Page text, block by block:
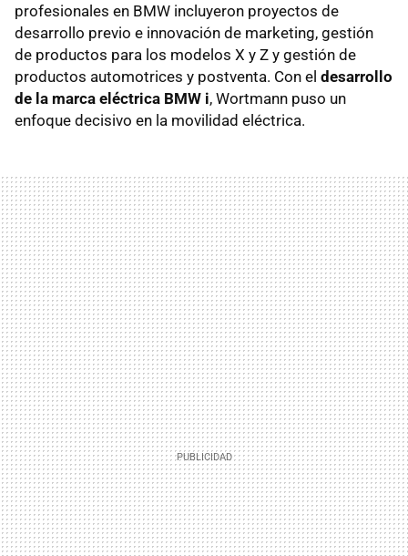
profesionales en BMW incluyeron proyectos de
desarrollo previo e innovación de marketing, gestión
de productos para los modelos X y Z y gestión de
productos automotrices y postventa. Con el desarrollo
de la marca eléctrica BMW i, Wortmann puso un
enfoque decisivo en la movilidad eléctrica.